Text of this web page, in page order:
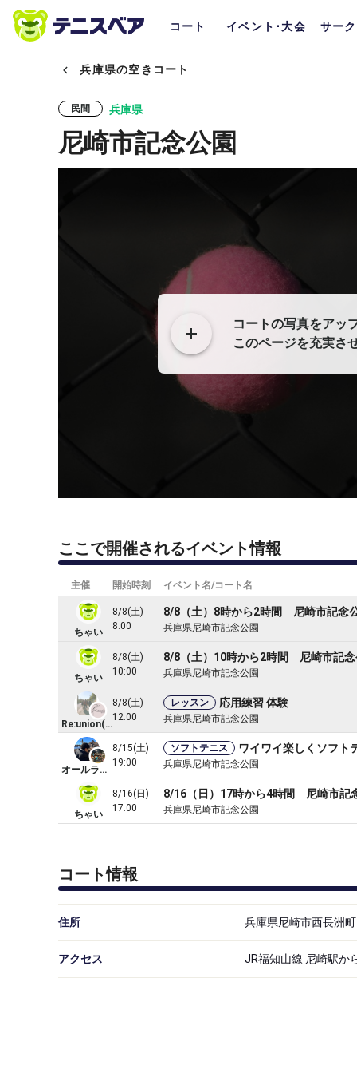
コート イベント･大会 サー
兵庫県の空きコート
民間 兵庫県
尼崎市記念公園
コートの写真をアッ
このページを充実さ
ここで開催されるイベント情報
主催 開始時刻 イベント名/コート名
ちゃい
8/8(土)
8:00
8/8（土）8時から2時間 尼崎市記念
兵庫県尼崎市記念公園
ちゃい
8/8(土)
10:00
8/8（土）10時から2時間 尼崎市記念
兵庫県尼崎市記念公園
Re:union(ユニオン)
8/8(土)
12:00
レッスン 応用練習 体験
兵庫県尼崎市記念公園
オールラウンダーサークル🎾
8/15(土)
19:00
ソフトテニス ワイワイ楽しくソフト
兵庫県尼崎市記念公園
ちゃい
8/16(日)
17:00
8/16（日）17時から4時間 尼崎市記
兵庫県尼崎市記念公園
コート情報
住所 兵庫県尼崎市西長洲
アクセス JR福知山線 尼崎駅か